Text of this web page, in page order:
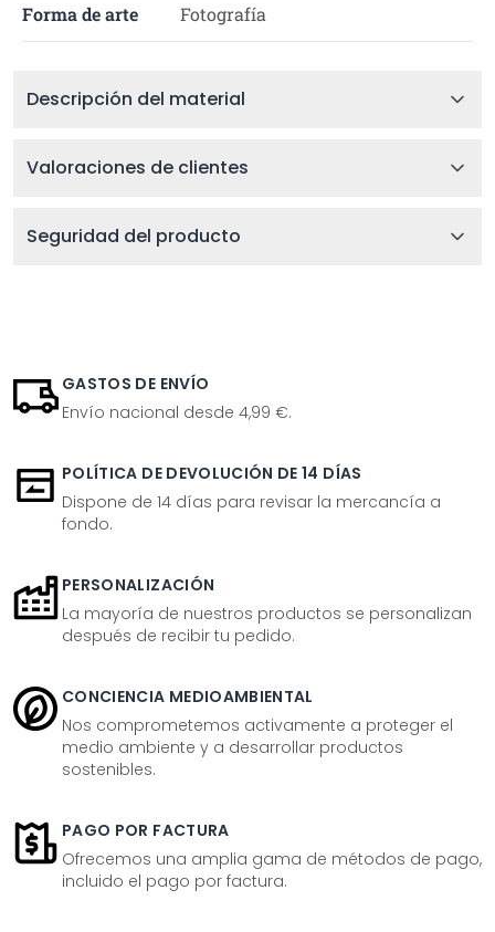
Forma de arte Fotografía
Descripción del material
Valoraciones de clientes
Seguridad del producto
GASTOS DE ENVÍO
Envío nacional desde 4,99 €.
POLÍTICA DE DEVOLUCIÓN DE 14 DÍAS
Dispone de 14 días para revisar la mercancía a
fondo.
PERSONALIZACIÓN
La mayoría de nuestros productos se personalizan
después de recibir tu pedido.
CONCIENCIA MEDIOAMBIENTAL
Nos comprometemos activamente a proteger el
medio ambiente y a desarrollar productos
sostenibles.
PAGO POR FACTURA
Ofrecemos una amplia gama de métodos de pago,
incluido el pago por factura.